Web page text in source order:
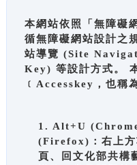
本網站依照「無障礙
循無障礙網站設計之
站導覽 (Site
Key) 等設計方式。
﹝Accesskey，也稱
1. Alt+U
(Firefox)：右上方
頁、回文化部共構